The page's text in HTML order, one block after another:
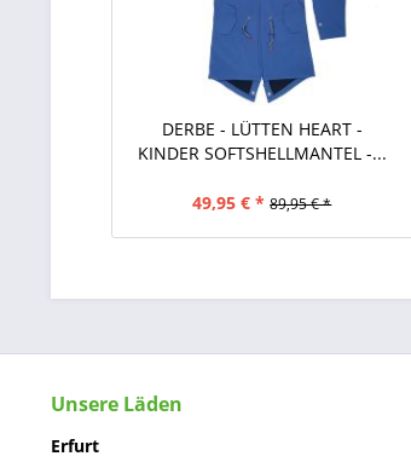
DERBE - LÜTTEN HEART -
KINDER SOFTSHELLMANTEL -...
49,95 € * 89,95 € *
Unsere Läden
Erfurt